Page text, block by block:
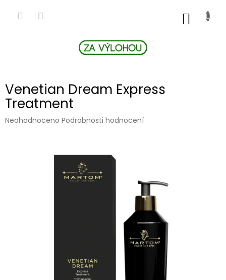
Venetian Dream Express
Treatment
Průměrné
Neohodnoceno Podrobnosti hodnocení